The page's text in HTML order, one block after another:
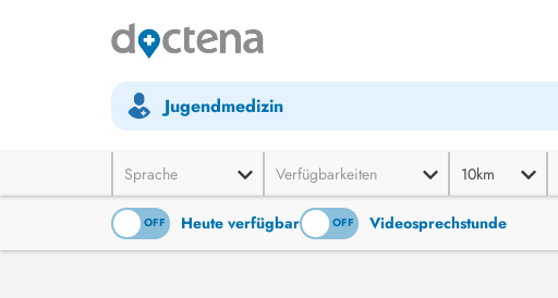
Jugendmedizin
Sprache Verfügbarkeiten 10km
OFF Heute verfügbar
ON OFF Videosprechstunde